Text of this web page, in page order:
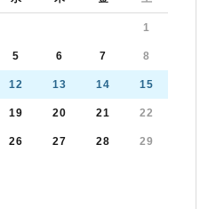
1
5 6 7 8
12 13 14 15
19 20 21 22
26 27 28 29